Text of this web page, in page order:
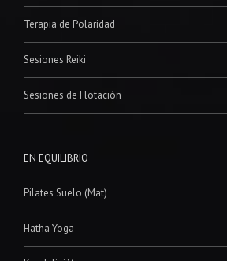
Terapia de Polaridad
Sesiones Reiki
Sesiones de Flotación
EN EQUILIBRIO
Pilates Suelo (Mat)
Hatha Yoga